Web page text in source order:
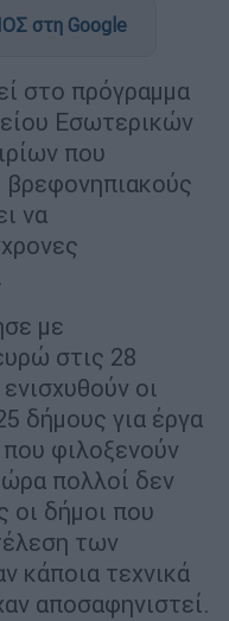
στη Google
στο πρόγραµµα
Εσωτερικών
που
βρεφονηπιακούς
να
µε
στις 28
οι
δήµους για έργα
φιλοξενούν
πολλοί δεν
οι δήµοι που
των
κάποια τεχνικά
αποσαφηνιστεί.